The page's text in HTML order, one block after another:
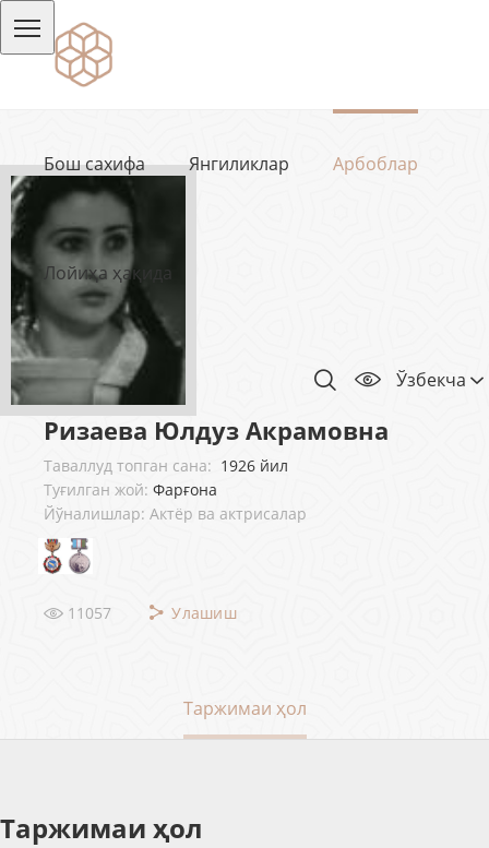
Бош сахифа Янгиликлар Арбоблар
Лойиҳа ҳақида
Ўзбекча
Ризаева Юлдуз Акрамовна
Таваллуд топган сана: 1926 йил
Туғилган жой: Фарғона
Йўналишлар: Актёр ва актрисалар
11057 Улашиш
Таржимаи ҳол
Таржимаи ҳол